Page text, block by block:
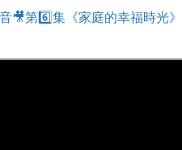
🎥第6️⃣集《家庭的幸福時光》